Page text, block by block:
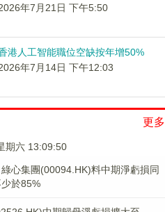
年7月21日 下午5:50
港人工智能職位空缺按年增50%
年7月14日 下午12:03
更多
期六 13:09:51
綠心集團(00094.HK)料中期淨虧損同
於85%